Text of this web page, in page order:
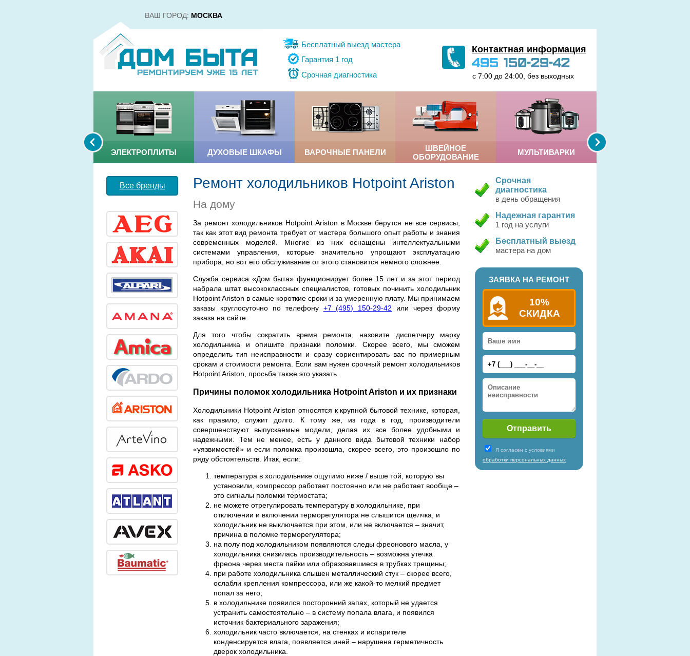
ВАШ ГОРОД: МОСКВА
Бесплатный выезд мастера
Гарантия 1 год
Срочная диагностика
Контактная информация
495 150-29-42
с 7:00 до 24:00, без выходных
ЭЛЕКТРОПЛИТЫ ДУХОВЫЕ ШКАФЫ ВАРОЧНЫЕ ПАНЕЛИ
ШВЕЙНОЕ
ОБОРУДОВАНИЕ
МУЛЬТИВАРКИ
Все бренды Ремонт холодильников Hotpoint Ariston
На дому
За ремонт холодильников Hotpoint Ariston в Москве берутся не все сервисы,
так как этот вид ремонта требует от мастера большого опыт работы и знания
современных моделей. Многие из них оснащены интеллектуальными
системами управления, которые значительно упрощают эксплуатацию
прибора, но вот его обслуживание от этого становится немного сложнее.
Служба сервиса «Дом быта» функционирует более 15 лет и за этот период
набрала штат высококлассных специалистов, готовых починить холодильник
Hotpoint Ariston в самые короткие сроки и за умеренную плату. Мы принимаем
заказы круглосуточно по телефону +7 (495) 150-29-42 или через форму
заказа на сайте.
Для того чтобы сократить время ремонта, назовите диспетчеру марку
холодильника и опишите признаки поломки. Скорее всего, мы сможем
определить тип неисправности и сразу сориентировать вас по примерным
срокам и стоимости ремонта. Если вам нужен срочный ремонт холодильников
Hotpoint Ariston, просьба также это указать.
Причины поломок холодильника Hotpoint Ariston и их признаки
Холодильники Hotpoint Ariston относятся к крупной бытовой технике, которая,
как правило, служит долго. К тому же, из года в год, производители
совершенствуют выпускаемые модели, делая их все более удобными и
надежными. Тем не менее, есть у данного вида бытовой техники набор
«уязвимостей» и если поломка произошла, скорее всего, это произошло по
ряду обстоятельств. Итак, если:
температура в холодильнике ощутимо ниже / выше той, которую вы
установили, компрессор работает постоянно или не работает вообще –
это сигналы поломки термостата;
не можете отрегулировать температуру в холодильнике, при
отключении и включении терморегулятора не слышится щелчка, и
холодильник не выключается при этом, или не включается – значит,
причина в поломке терморегулятора;
на полу под холодильником появляются следы фреонового масла, у
холодильника снизилась производительность – возможна утечка
фреона через места пайки или образовавшиеся в трубках трещины;
при работе холодильника слышен металлический стук – скорее всего,
ослабли крепления компрессора, или же какой-то мелкий предмет
попал за него;
в холодильнике появился посторонний запах, который не удается
устранить самостоятельно – в систему попала влага, и появился
источник бактериального заражения;
холодильник часто включается, на стенках и испарителе
конденсируется влага, появляется иней – нарушена герметичность
дверок холодильника.
Срочная
диагностика
в день обращения
Надежная гарантия
1 год на услуги
Бесплатный выезд
мастера на дом
ЗАЯВКА НА РЕМОНТ
10%
СКИДКА
Я согласен с условиями
обработки персональных данных